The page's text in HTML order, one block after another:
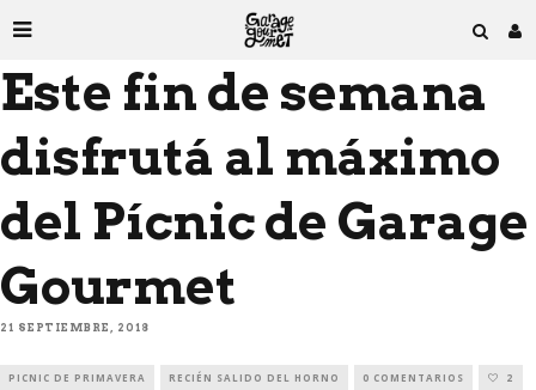
Este fin de semana
disfrutá al máximo
del Pícnic de Garage
Gourmet
21 SEPTIEMBRE, 2018
PICNIC DE PRIMAVERA RECIÉN SALIDO DEL HORNO 0 COMENTARIOS 2